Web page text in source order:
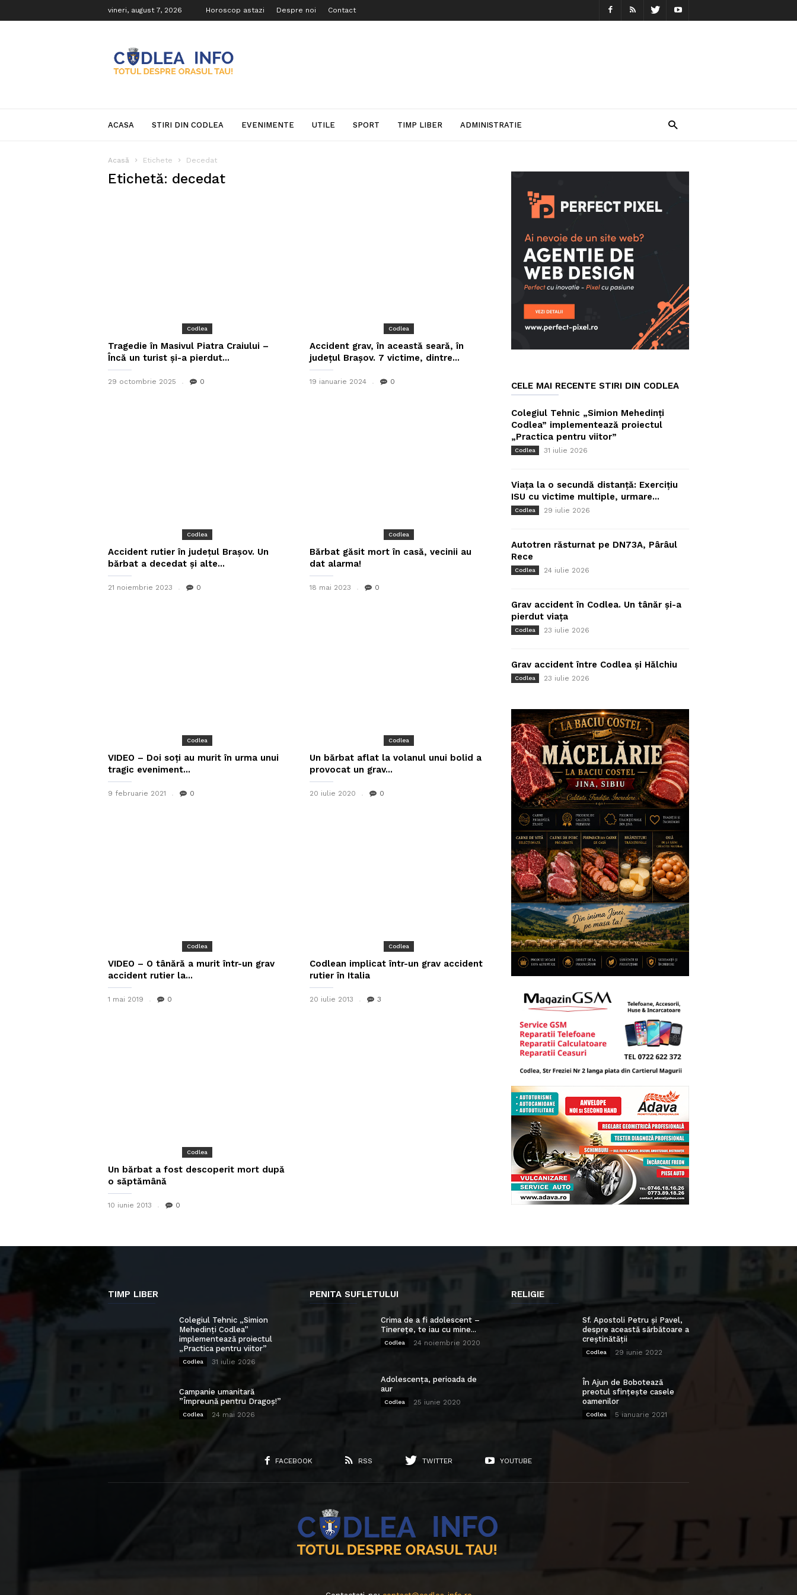
vineri, august 7, 2026 Horoscop astazi Despre noi Contact
Info
ACASA STIRI DIN CODLEA EVENIMENTE UTILE SPORT TIMP LIBER ADMINISTRATIE
Acasă Etichete Decedat
Etichetă: decedat
Codlea
Tragedie în Masivul Piatra Craiului –
Încă un turist și-a pierdut...
29 octombrie 2025 0
Codlea
Accident grav, în această seară, în
județul Brașov. 7 victime, dintre...
19 ianuarie 2024 0
Codlea
Accident rutier în județul Brașov. Un
bărbat a decedat și alte...
21 noiembrie 2023 0
Codlea
Bărbat găsit mort în casă, vecinii au
dat alarma!
18 mai 2023 0
Codlea
VIDEO – Doi soți au murit în urma unui
tragic eveniment...
9 februarie 2021 0
Codlea
Un bărbat aflat la volanul unui bolid a
provocat un grav...
20 iulie 2020 0
Codlea
VIDEO – O tânără a murit într-un grav
accident rutier la...
1 mai 2019 0
Codlea
Codlean implicat într-un grav accident
rutier în Italia
20 iulie 2013 3
Codlea
Un bărbat a fost descoperit mort după
o săptămână
10 iunie 2013 0
CELE MAI RECENTE STIRI DIN CODLEA
Colegiul Tehnic „Simion Mehedinți
Codlea” implementează proiectul
„Practica pentru viitor”
Codlea 31 iulie 2026
Viața la o secundă distanță: Exercițiu
ISU cu victime multiple, urmare...
Codlea 29 iulie 2026
Autotren răsturnat pe DN73A, Pârâul
Rece
Codlea 24 iulie 2026
Grav accident în Codlea. Un tânăr și-a
pierdut viața
Codlea 23 iulie 2026
Grav accident între Codlea și Hălchiu
Codlea 23 iulie 2026
TIMP LIBER
Colegiul Tehnic „Simion
Mehedinți Codlea”
implementează proiectul
„Practica pentru viitor”
Codlea 31 iulie 2026
Campanie umanitară
”Împreună pentru Dragoș!”
Codlea 24 mai 2026
PENITA SUFLETULUI
Crima de a fi adolescent –
Tinerețe, te iau cu mine...
Codlea 24 noiembrie 2020
Adolescența, perioada de
aur
Codlea 25 iunie 2020
RELIGIE
Sf. Apostoli Petru și Pavel,
despre această sărbătoare a
creștinătății
Codlea 29 iunie 2022
În Ajun de Bobotează
preotul sfințește casele
oamenilor
Codlea 5 ianuarie 2021
FACEBOOK RSS TWITTER YOUTUBE